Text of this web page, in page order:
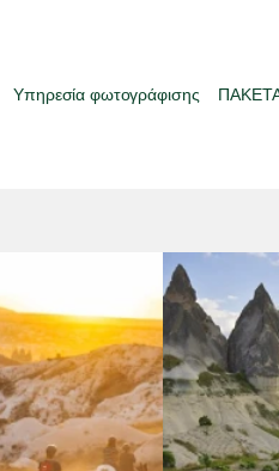
Υπηρεσία φωτογράφισης